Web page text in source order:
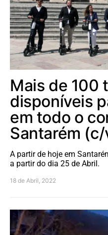
Mais de 100
disponíveis
em todo o
Santarém
A partir de hoje em
a partir do dia 25 de Abril.
18 de Abril, 2022